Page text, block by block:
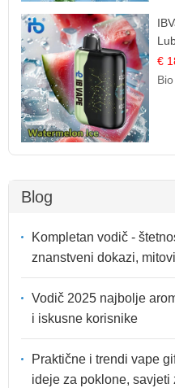
€
Blog
Kompletan vodič -
znanstveni dokazi,
Vodič 2025 najbolje
i iskusne korisnike
Praktične i trendi vape
ideje za poklone,